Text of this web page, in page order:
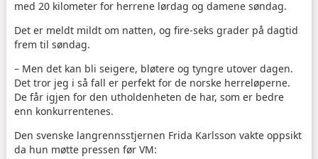
med 20 kilometer for herrene lørdag og damene søndag.
Det er meldt mildt om natten, og fire-seks grader på dagtid
frem til søndag.
– Men det kan bli seigere, bløtere og tyngre utover dagen.
Det tror jeg i så fall er perfekt for de norske herreløperne.
De får igjen for den utholdenheten de har, som er bedre
enn konkurrentenes.
Den svenske langrennsstjernen Frida Karlsson vakte oppsikt
da hun møtte pressen før VM: